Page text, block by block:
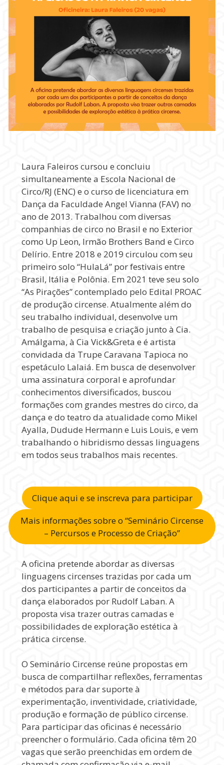
Laura Faleiros cursou e concluiu
simultaneamente a Escola Nacional de
Circo/RJ (ENC) e o curso de licenciatura em
Dança da Faculdade Angel Vianna (FAV) no
ano de 2013. Trabalhou com diversas
companhias de circo no Brasil e no Exterior
como Up Leon, Irmão Brothers Band e Circo
Delírio. Entre 2018 e 2019 circulou com seu
primeiro solo “HulaLá” por festivais entre
Brasil, Itália e Polônia. Em 2021 teve seu solo
“As Pirações” contemplado pelo Edital PROAC
de produção circense. Atualmente além do
seu trabalho individual, desenvolve um
trabalho de pesquisa e criação junto à Cia.
Amálgama, à Cia Vick&Greta e é artista
convidada da Trupe Caravana Tapioca no
espetáculo Lalaiá. Em busca de desenvolver
uma assinatura corporal e aprofundar
conhecimentos diversificados, buscou
formações com grandes mestres do circo, da
dança e do teatro da atualidade como Mikel
Ayalla, Dudude Hermann e Luis Louis, e vem
trabalhando o hibridismo dessas linguagens
em todos seus trabalhos mais recentes.
Clique aqui e se inscreva para participar
Mais informações sobre o “Seminário Circense
– Percursos e Processo de Criação”
A oficina pretende abordar as diversas
linguagens circenses trazidas por cada um
dos participantes a partir de conceitos da
dança elaborados por Rudolf Laban. A
proposta visa trazer outras camadas e
possibilidades de exploração estética à
prática circense.
O Seminário Circense reúne propostas em
busca de compartilhar reflexões, ferramentas
e métodos para dar suporte à
experimentação, inventividade, criatividade,
produção e formação de público circense.
Para participar das oficinas é necessário
preencher o formulário. Cada oficina têm 20
vagas que serão preenchidas em ordem de